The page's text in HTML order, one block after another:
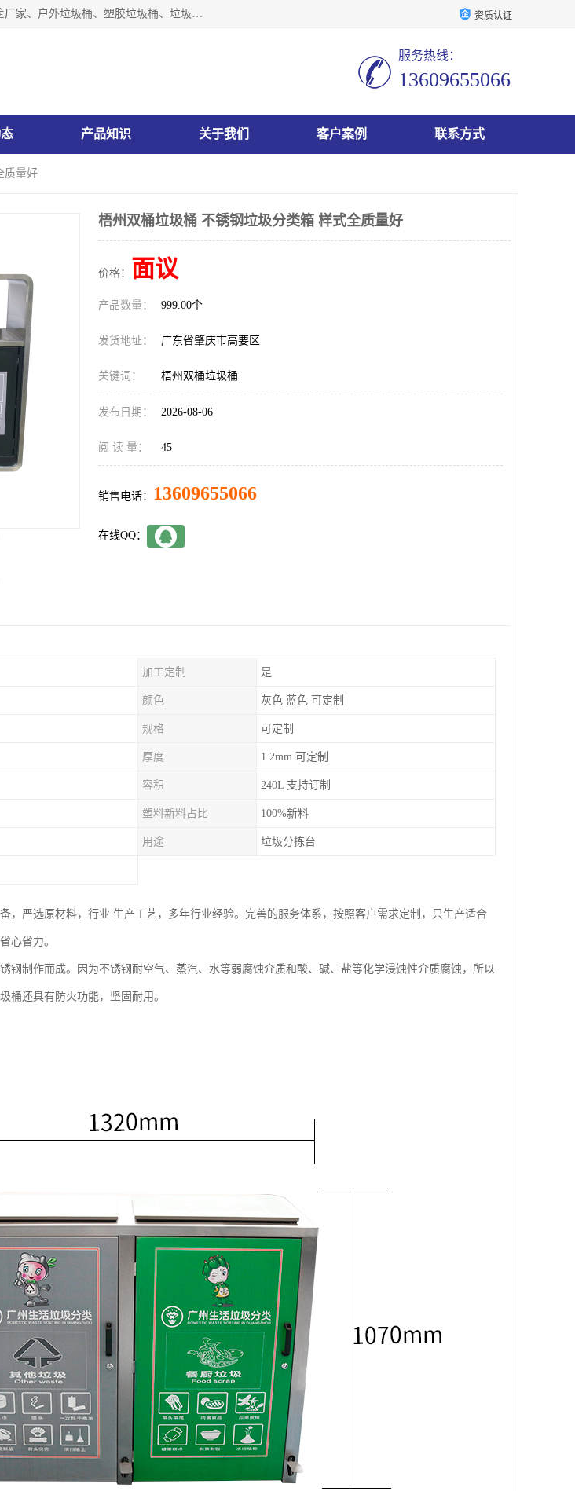
肇庆市汇嘉塑胶制品有限公司是一家塑胶垃圾桶生产厂家，本厂主营：塑料托盘、塑料筐厂家、户外垃圾桶、塑胶垃圾桶、垃圾桶等产品，深受广大客户的欢迎。公司拥有一支勇于、善于集思广益的生产队伍，实力雄厚的技术力量，一贯奉行“以人为本”的管理和服务理念。 资质认证
服务热线：
13609655066
产品知识 关于我们 客户案例 联系方式
质量好
梧州双桶垃圾桶 不锈钢垃圾分类箱 样式全质量好
价格： 面议
产品数量： 999.00个
发货地址： 广东省肇庆市高要区
关键词： 梧州双桶垃圾桶
发布日期： 2026-08-06
阅 读 量： 45
销售电话： 13609655066
在线QQ：
加工定制 是
颜色 灰色 蓝色 可定制
规格 可定制
厚度 1.2mm 可定制
容积 240L 支持订制
塑料新料占比 100%新料
用途 垃圾分拣台
，严选原材料，行业 生产工艺，多年行业经验。完善的服务体系，按照客户需求定制，只生产适合
心省力。
钢制作而成。因为不锈钢耐空气、蒸汽、水等弱腐蚀介质和酸、碱、盐等化学浸蚀性介质腐蚀，所以
桶还具有防火功能，坚固耐用。